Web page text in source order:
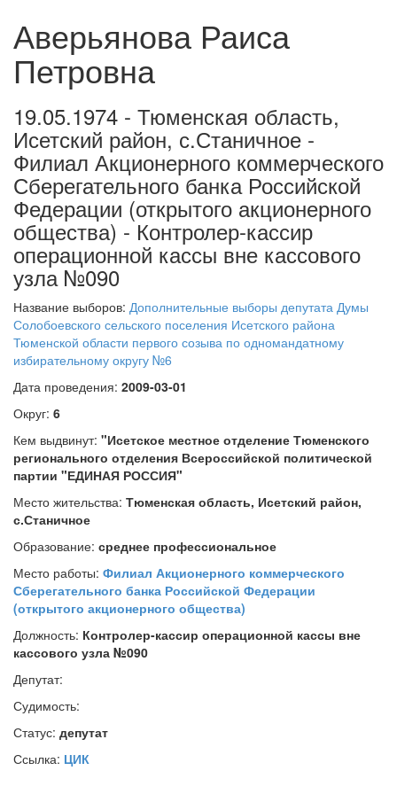
Аверьянова Раиса
Петровна
19.05.1974 - Тюменская область,
Исетский район, с.Станичное -
Филиал Акционерного коммерческого
Сберегательного банка Российской
Федерации (открытого акционерного
общества) - Контролер-кассир
операционной кассы вне кассового
узла №090
Название выборов: Дополнительные выборы депутата Думы
Солобоевского сельского поселения Исетского района
Тюменской области первого созыва по одномандатному
избирательному округу №6
Дата проведения: 2009-03-01
Округ: 6
Кем выдвинут: "Исетское местное отделение Тюменского
регионального отделения Всероссийской политической
партии "ЕДИНАЯ РОССИЯ"
Место жительства: Тюменская область, Исетский район,
с.Станичное
Образование: среднее профессиональное
Место работы: Филиал Акционерного коммерческого
Сберегательного банка Российской Федерации
(открытого акционерного общества)
Должность: Контролер-кассир операционной кассы вне
кассового узла №090
Депутат:
Судимость:
Статус: депутат
Ссылка: ЦИК